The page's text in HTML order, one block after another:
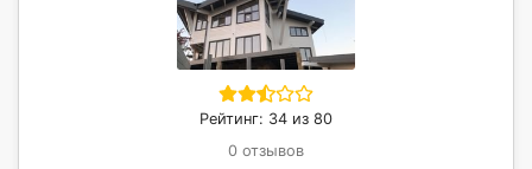
Рейтинг: 34 из 80
0 отзывов